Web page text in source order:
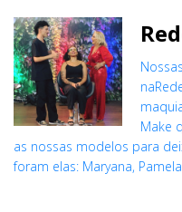
Make
as nossas modelos para
foram elas: Maryana,